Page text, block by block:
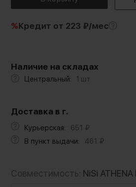
%Кредит от 223 ₽/мес
Наличие на складах
Центральный: 1 шт.
Доставка в г.
Курьерская: 651 ₽
В пункт выдачи:
461 ₽
Совместимость: NiSi